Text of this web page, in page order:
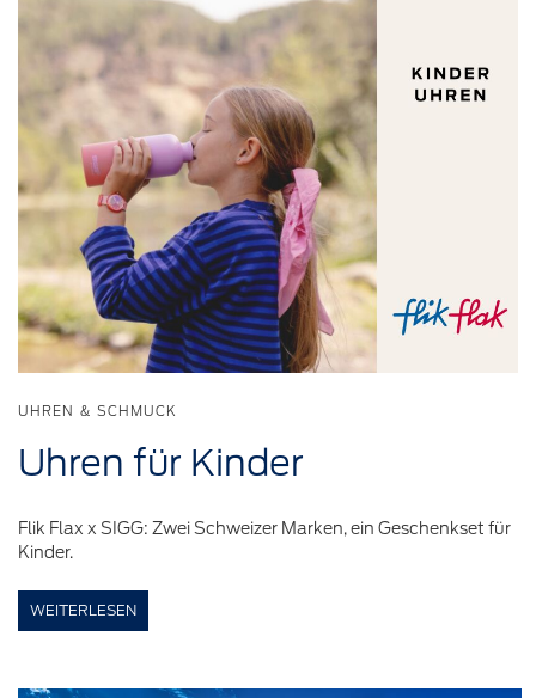
UHREN & SCHMUCK
Uhren für Kinder
Flik Flax x SIGG: Zwei Schweizer Marken, ein Geschenkset für
Kinder.
WEITERLESEN